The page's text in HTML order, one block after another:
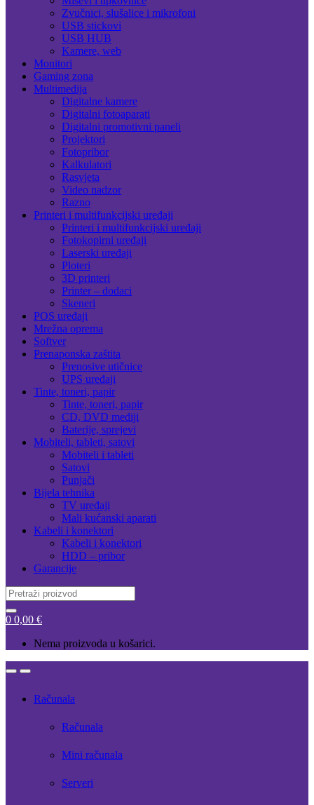
Zvučnici, slušalice i mikrofoni
USB stickovi
USB HUB
Kamere, web
Monitori
Gaming zona
Multimedija
Digitalne kamere
Digitalni fotoaparati
Digitalni promotivni paneli
Projektori
Fotopribor
Kalkulatori
Rasvjeta
Video nadzor
Razno
Printeri i multifunkcijski uređaji
Printeri i multifunkcijski uređaji
Fotokopirni uređaji
Laserski uređaji
Ploteri
3D printeri
Printer – dodaci
Skeneri
POS uređaji
Mrežna oprema
Softver
Prenaponska zaštita
Prenosive utičnice
UPS uređaji
Tinte, toneri, papir
Tinte, toneri, papir
CD, DVD mediji
Baterije, sprejevi
Mobiteli, tableti, satovi
Mobiteli i tableti
Satovi
Punjači
Bijela tehnika
TV uređaji
Mali kućanski aparati
Kabeli i konektori
Kabeli i konektori
HDD – pribor
Garancije
Search
for:
0 0,00 €
Nema proizvoda u košarici.
OpenClose
Računala
Računala
Mini računala
Serveri